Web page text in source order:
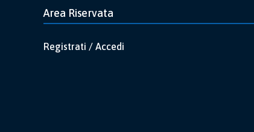
Area Riservata
Registrati / Accedi